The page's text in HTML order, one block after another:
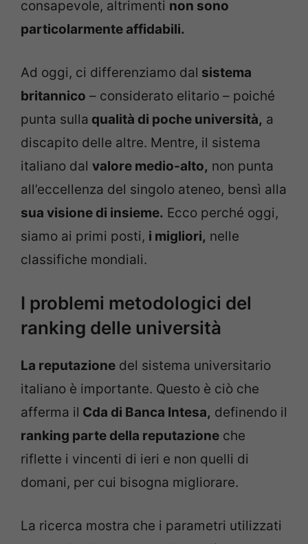
consapevole, altrimenti non sono
particolarmente affidabili.
Ad oggi, ci differenziamo dal sistema
britannico – considerato elitario – poiché
punta sulla qualità di poche università, a
discapito delle altre. Mentre, il sistema
italiano dal valore medio-alto, non punta
all’eccellenza del singolo ateneo, bensì alla
sua visione di insieme. Ecco perché oggi,
siamo ai primi posti, i migliori, nelle
classifiche mondiali.
I problemi metodologici del
ranking delle università
La reputazione del sistema universitario
italiano è importante. Questo è ciò che
afferma il Cda di Banca Intesa, definendo il
ranking parte della reputazione che
riflette i vincenti di ieri e non quelli di
domani, per cui bisogna migliorare.
La ricerca mostra che i parametri utilizzati